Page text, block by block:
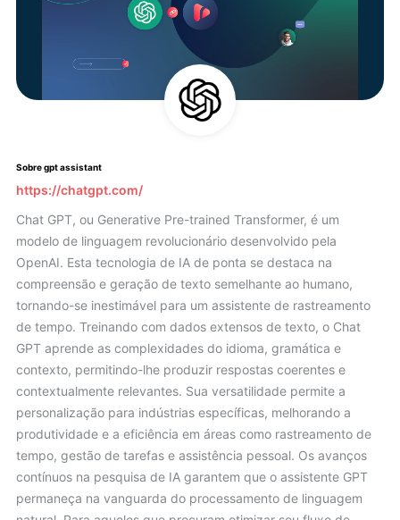
Sobre gpt assistant
https://chatgpt.com/
Chat GPT, ou Generative Pre-trained Transformer, é um
modelo de linguagem revolucionário desenvolvido pela
OpenAI. Esta tecnologia de IA de ponta se destaca na
compreensão e geração de texto semelhante ao humano,
tornando-se inestimável para um assistente de rastreamento
de tempo. Treinando com dados extensos de texto, o Chat
GPT aprende as complexidades do idioma, gramática e
contexto, permitindo-lhe produzir respostas coerentes e
contextualmente relevantes. Sua versatilidade permite a
personalização para indústrias específicas, melhorando a
produtividade e a eficiência em áreas como rastreamento de
tempo, gestão de tarefas e assistência pessoal. Os avanços
contínuos na pesquisa de IA garantem que o assistente GPT
permaneça na vanguarda do processamento de linguagem